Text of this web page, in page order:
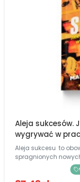
Aleja sukcesów.
wygrywać w
Aleja sukcesu to obowiązkowa lektura dla fanów motorsportu
spragnionych